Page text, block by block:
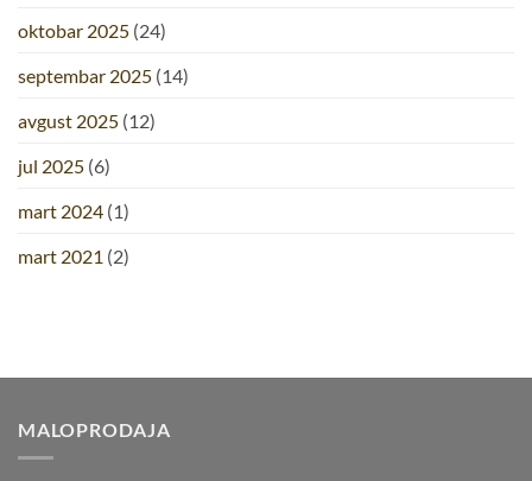
oktobar 2025 (24)
septembar 2025 (14)
avgust 2025 (12)
jul 2025 (6)
mart 2024 (1)
mart 2021 (2)
MALOPRODAJA